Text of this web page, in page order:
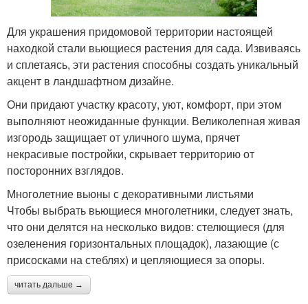
Для украшения придомовой территории настоящей
находкой стали вьющиеся растения для сада. Извиваясь
и сплетаясь, эти растения способны создать уникальный
акцент в ландшафтном дизайне.
Они придают участку красоту, уют, комфорт, при этом
выполняют неожиданные функции. Великолепная живая
изгородь защищает от уличного шума, прячет
некрасивые постройки, скрывает территорию от
посторонних взглядов.
Многолетние вьюны с декоративными листьями
Чтобы выбрать вьющиеся многолетники, следует знать,
что они делятся на несколько видов: стелющиеся (для
озеленения горизонтальных площадок), лазающие (с
присосками на стеблях) и цепляющиеся за опоры.
читать дальше →